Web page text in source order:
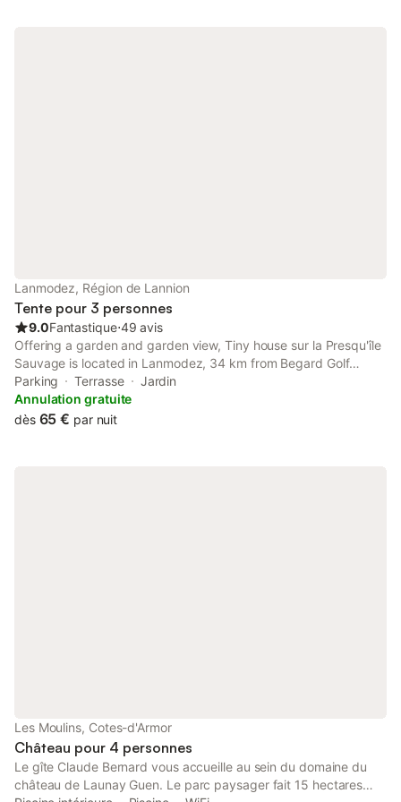
Lanmodez, Région de Lannion
Tente pour 3 personnes
9.0Fantastique⋅49 avis
Offering a garden and garden view, Tiny house sur la Presqu'île
Sauvage is located in Lanmodez, 34 km from Begard Golf
Course and 40 km from Ajoncs-d'Or Golf Course. This
beachfront property offers access to a terrace and free private
parking.
Parking Terrasse
Jardin
Annulation gratuite
dès 65 € par nuit
Les Moulins, Cotes-d'Armor
Château pour 4 personnes
Le gîte Claude Bernard vous accueille au sein du domaine du
château de Launay Guen. Le parc paysager fait 15 hectares